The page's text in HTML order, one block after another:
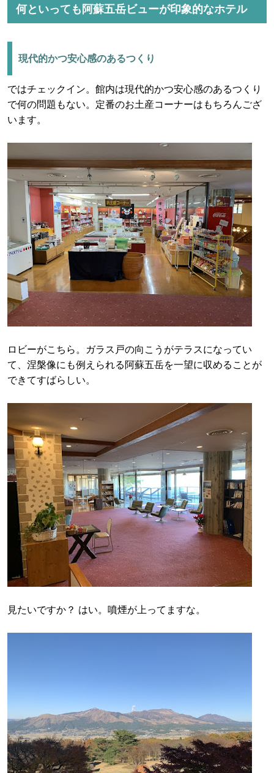
何といっても阿蘇五岳ビューが印象的なホテル
現代的かつ安心感のあるつくり
ではチェックイン。館内は現代的かつ安心感のあるつくり
で何の問題もない。定番のお土産コーナーはもちろんござ
います。
ロビーがこちら。ガラス戸の向こうがテラスになってい
て、涅槃像にも例えられる阿蘇五岳を一望に収めることが
できてすばらしい。
見たいですか？ はい。噴煙が上ってますな。